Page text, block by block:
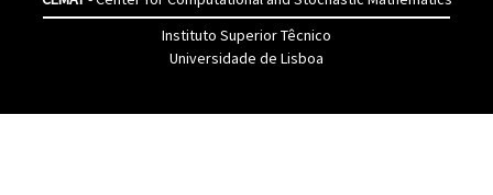
Instituto Superior Têcnico
Universidade de Lisboa